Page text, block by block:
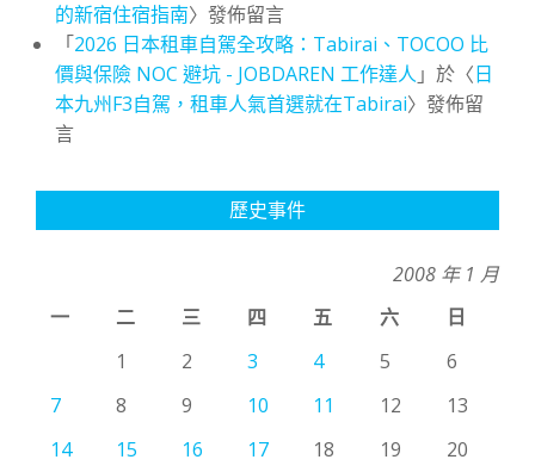
的新宿住宿指南〉發佈留言
「2026 日本租車自駕全攻略：Tabirai、TOCOO 比
價與保險 NOC 避坑 - JOBDAREN 工作達人 」於〈日
本九州F3自駕，租車人氣首選就在Tabirai〉發佈留
言
歷史事件
2008 年 1 月
一
二 三 四 五 六
日
1
2 3 4 5
6
7
8 9 10 11 12
13
14
15 16 17 18 19
20